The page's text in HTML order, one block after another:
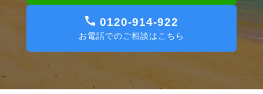
0120-914-922
お電話でのご相談はこちら